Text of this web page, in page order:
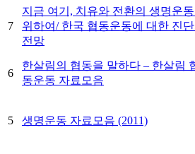
7
지금 여기, 치유와 전환의 생명운
위하여/ 한국 협동운동에 대한 진
전망
6
한살림의 협동을 말하다 – 한살림
동운동 자료모음
5 생명운동 자료모음 (2011)